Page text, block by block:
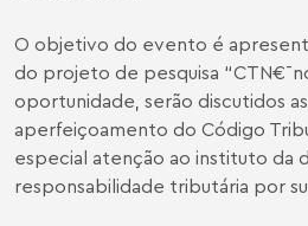
O objetivo do evento é
do projeto de pesquisa
oportunidade, serão discutidos
aperfeiçoamento do Código
especial atenção ao instituto da
responsabilidade tributária por